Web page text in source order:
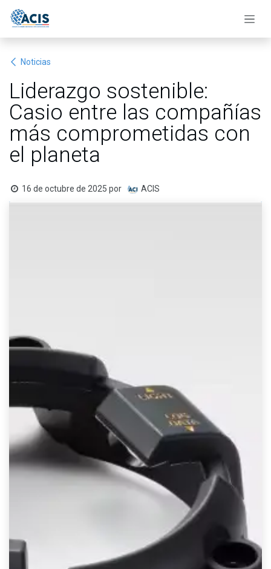
Noticias
Liderazgo sostenible:
Casio entre las compañías
más comprometidas con
el planeta
16 de octubre de 2025 por ACIS